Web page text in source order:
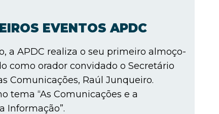
EVENTOS APDC
a APDC realiza o seu primeiro almoço-
como orador convidado o Secretário
Comunicações, Raúl Junqueiro.
tema “As Comunicações e a
Informação”.